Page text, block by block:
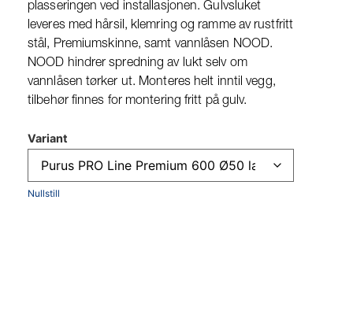
plasseringen ved installasjonen. Gulvsluket
leveres med hårsil, klemring og ramme av rustfritt
stål, Premiumskinne, samt vannlåsen NOOD.
NOOD hindrer spredning av lukt selv om
vannlåsen tørker ut. Monteres helt inntil vegg,
tilbehør finnes for montering fritt på gulv.
Variant
Nullstill